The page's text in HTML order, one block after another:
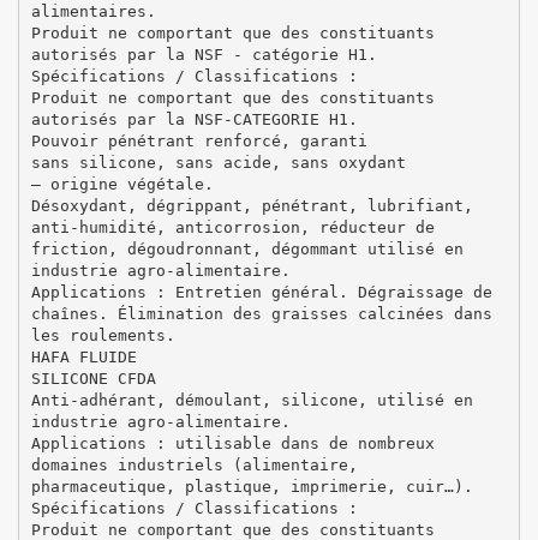
alimentaires.
Produit ne comportant que des constituants
autorisés par la NSF - catégorie H1.
Spécifications / Classifications :
Produit ne comportant que des constituants
autorisés par la NSF-CATEGORIE H1.
Pouvoir pénétrant renforcé, garanti
sans silicone, sans acide, sans oxydant
– origine végétale.
Désoxydant, dégrippant, pénétrant, lubrifiant,
anti-humidité, anticorrosion, réducteur de
friction, dégoudronnant, dégommant utilisé en
industrie agro-alimentaire.
Applications : Entretien général. Dégraissage de
chaînes. Élimination des graisses calcinées dans
les roulements.
HAFA FLUIDE
SILICONE CFDA
Anti-adhérant, démoulant, silicone, utilisé en
industrie agro-alimentaire.
Applications : utilisable dans de nombreux
domaines industriels (alimentaire,
pharmaceutique, plastique, imprimerie, cuir…).
Spécifications / Classifications :
Produit ne comportant que des constituants